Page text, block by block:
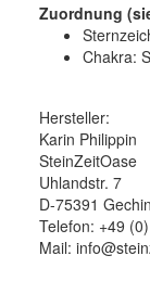
Zuordnung
Chakra:
Hersteller:
Karin Philippin
SteinZeitOase
Uhlandstr. 7
D-75391
Telefon: +49
Mail: